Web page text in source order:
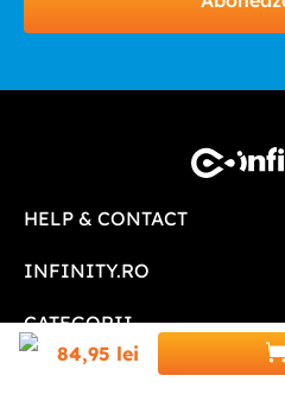
84,95 lei
HELP & CONTACT
INFINITY.RO
CATEGORII
0746 346